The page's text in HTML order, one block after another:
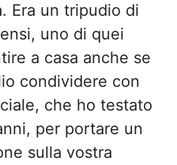
Era un tripudio di
uno di quei
a casa anche se
condividere con
che ho testato
per portare un
sulla vostra